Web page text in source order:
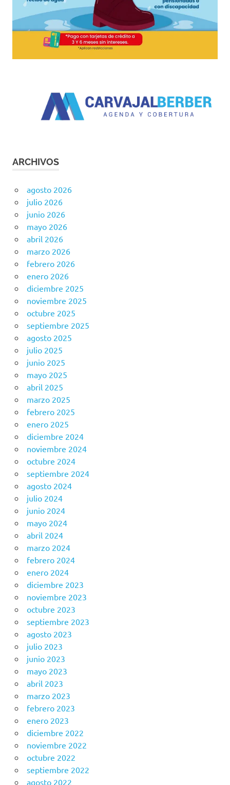
ARCHIVOS
agosto 2026
julio 2026
junio 2026
mayo 2026
abril 2026
marzo 2026
febrero 2026
enero 2026
diciembre 2025
noviembre 2025
octubre 2025
septiembre 2025
agosto 2025
julio 2025
junio 2025
mayo 2025
abril 2025
marzo 2025
febrero 2025
enero 2025
diciembre 2024
noviembre 2024
octubre 2024
septiembre 2024
agosto 2024
julio 2024
junio 2024
mayo 2024
abril 2024
marzo 2024
febrero 2024
enero 2024
diciembre 2023
noviembre 2023
octubre 2023
septiembre 2023
agosto 2023
julio 2023
junio 2023
mayo 2023
abril 2023
marzo 2023
febrero 2023
enero 2023
diciembre 2022
noviembre 2022
octubre 2022
septiembre 2022
agosto 2022